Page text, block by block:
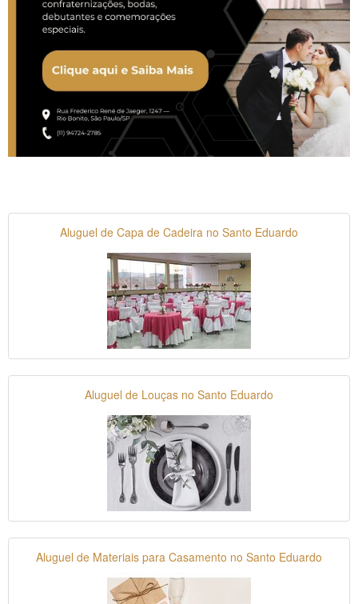
Aluguel de Capa de Cadeira no Santo Eduardo
Aluguel de Louças no Santo Eduardo
Aluguel de Materiais para Casamento no Santo Eduardo